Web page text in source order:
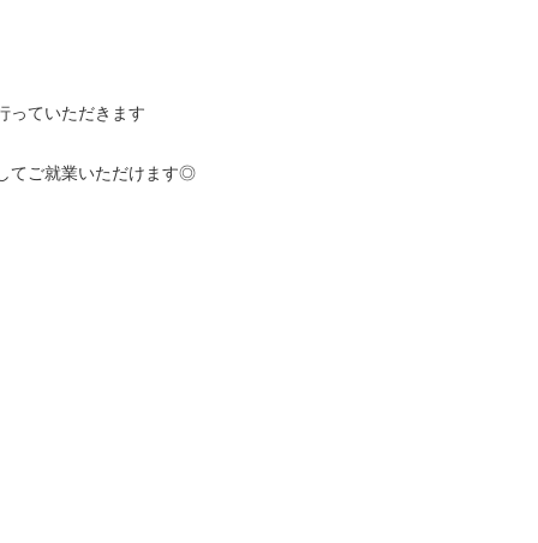
っていただきます
てご就業いただけます◎